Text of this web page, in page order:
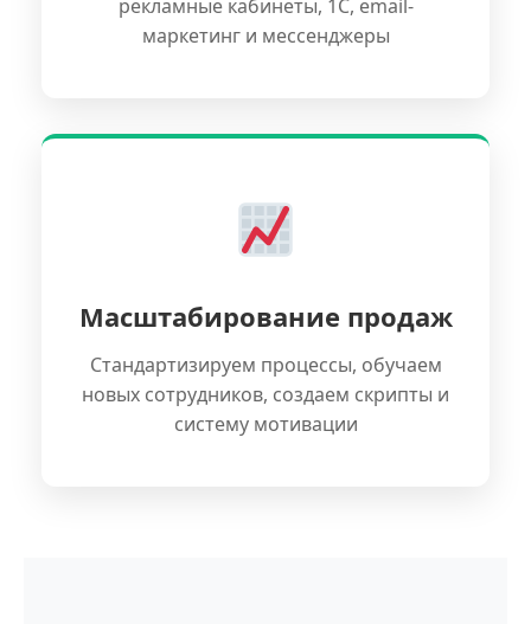
рекламные кабинеты, 1С, email-
маркетинг и мессенджеры
Масштабирование продаж
Стандартизируем процессы, обучаем
новых сотрудников, создаем скрипты и
систему мотивации